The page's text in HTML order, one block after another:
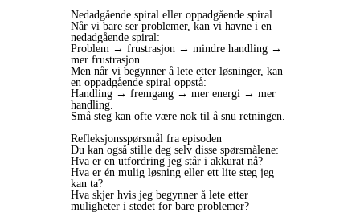
Nedadgående spiral eller oppadgående spiral
Når vi bare ser problemer, kan vi havne i en
nedadgående spiral:
Problem → frustrasjon → mindre handling →
mer frustrasjon.
Men når vi begynner å lete etter løsninger, kan
en oppadgående spiral oppstå:
Handling → fremgang → mer energi → mer
handling.
Små steg kan ofte være nok til å snu retningen.
Refleksjonsspørsmål fra episoden
Du kan også stille deg selv disse spørsmålene:
Hva er en utfordring jeg står i akkurat nå?
Hva er én mulig løsning eller ett lite steg jeg
kan ta?
Hva skjer hvis jeg begynner å lete etter
muligheter i stedet for bare problemer?